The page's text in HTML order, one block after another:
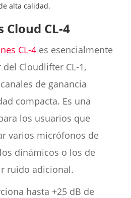
alta calidad.
CL-4
CL-4es esencialmente
Cloudlifter CL-1,
de ganancia
compacta. Es una
los usuarios que
varios micrófonos de
dinámicos o los de
ruido adicional.
hasta +25 dB de